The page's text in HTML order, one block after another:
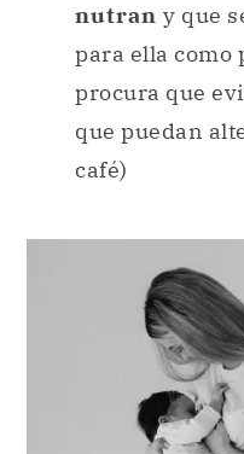
nutran y que
para ella como
procura que
que puedan
café)